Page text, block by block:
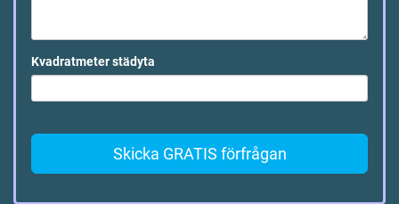
Kvadratmeter städyta
Skicka GRATIS förfrågan